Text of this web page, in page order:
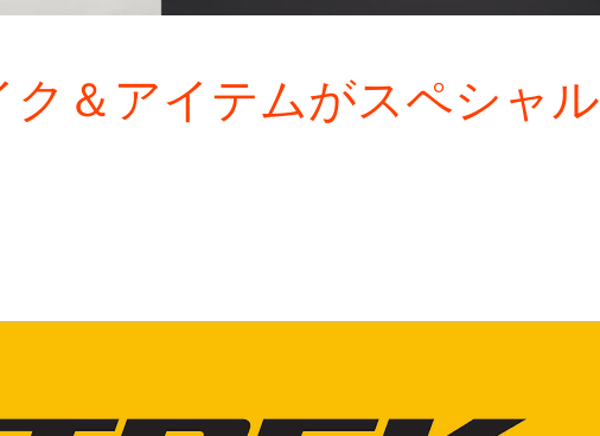
ク＆アイテムがスペシャル